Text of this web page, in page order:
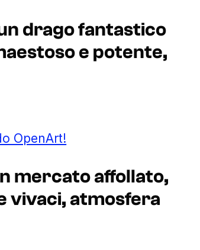
drago fantastico
e potente,
OpenArt!
mercato affollato,
vivaci, atmosfera